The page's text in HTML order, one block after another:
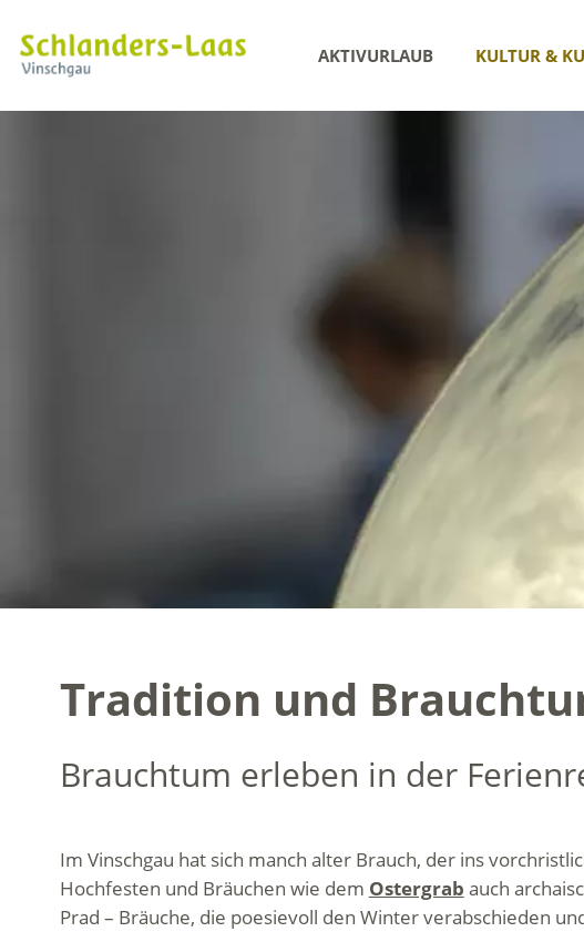
AKTIVURLAUB KULTUR &
Tradition und
Brauchtum erleben in der
Im Vinschgau hat sich manch alter Brauch, der ins
Hochfesten und Bräuchen wie dem Ostergrab auch
Prad – Bräuche, die poesievoll den Winter verabschieden